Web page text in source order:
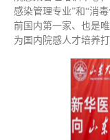
感染管理专业”和“消
前国内第一家、也是
为国内院感人才培养